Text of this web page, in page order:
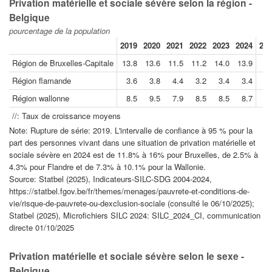
Belgique
pourcentage de la population
2019 2020 2021 2022 2023 2024
Région de Bruxelles-Capitale
13.8 13.6 11.5 11.2 14.0
13.9
Région flamande
3.6 3.8 4.4 3.2 3.4
3.4
Région wallonne
8.5 9.5 7.9 8.5 8.5
8.7
//: Taux de croissance moyens
Note: Rupture de série: 2019. L'intervalle de confiance à 95 % pour la
part des personnes vivant dans une situation de privation matérielle et
sociale sévère en 2024 est de 11.8% à 16% pour Bruxelles, de 2.5% à
4.3% pour Flandre et de 7.3% à 10.1% pour la Wallonie.
Source: Statbel (2025), Indicateurs-SILC-SDG 2004-2024,
https://statbel.fgov.be/fr/themes/menages/pauvrete-et-conditions-de-
vie/risque-de-pauvrete-ou-dexclusion-sociale (consulté le 06/10/2025);
Statbel (2025), Microfichiers SILC 2024: SILC_2024_CI, communication
directe 01/10/2025
Privation matérielle et sociale sévère selon le sexe -